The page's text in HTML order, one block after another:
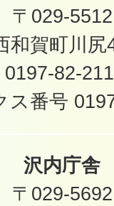
〒029-5512
和賀町川
82-
ス番号
沢内庁舎
〒029-5692